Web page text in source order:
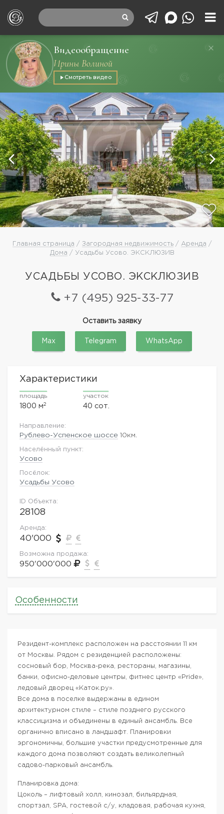
Видеообращение
Ирины Волиной
Смотреть видео
Главная страница / Загородная недвижимость/ Аренда /
Дома / Усадьбы Усово. ЭКСКЛЮЗИВ
УСАДЬБЫ УСОВО. ЭКСКЛЮЗИВ
+7 (495) 925-33-77
Оставить заявку
Max Telegram WhatsApp
Характеристики
площадь
1800 м2
участок
40 сот.
Направление:
Рублево-Успенское шоссе 10км.
Населённый пункт:
Усово
Посёлок:
Усадьбы Усово
ID Объекта:
28108
Аренда:
40'000
Возможна продажа:
950'000'000
Особенности
Резидент-комплекс расположен на расстоянии 11 км
от Москвы. Рядом с резиденцией расположены:
сосновый бор, Москва-река, рестораны, магазины,
банки, офисно-деловые центры, фитнес центр «Pride»,
ледовый дворец «Каток.ру».
Все дома в поселке выдержаны в едином
архитектурном стиле – стиле позднего русского
классицизма и объединены в единый ансамбль. Все
органично вписано в ландшафт. Планировки
эргономичны, большие участки предусмотренные для
каждого дома позволяют создать великолепный
садово-парковый ансамбль.
Планировка дома:
Цоколь – лифтовый холл, кинозал, бильярдная,
спортзал, SPA, гостевой с/у, кладовая, рабочая кухня,